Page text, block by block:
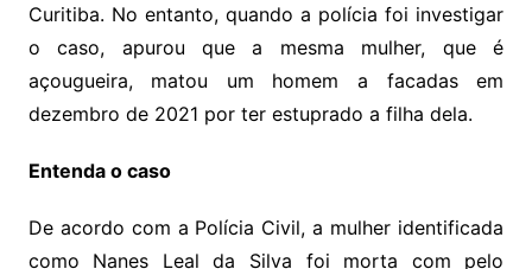
Curitiba. No entanto, quando a polícia foi investigar
o caso, apurou que a mesma mulher, que é
açougueira, matou um homem a facadas em
dezembro de 2021 por ter estuprado a filha dela.
Entenda o caso
De acordo com a Polícia Civil, a mulher identificada
como Nanes Leal da Silva foi morta com pelo